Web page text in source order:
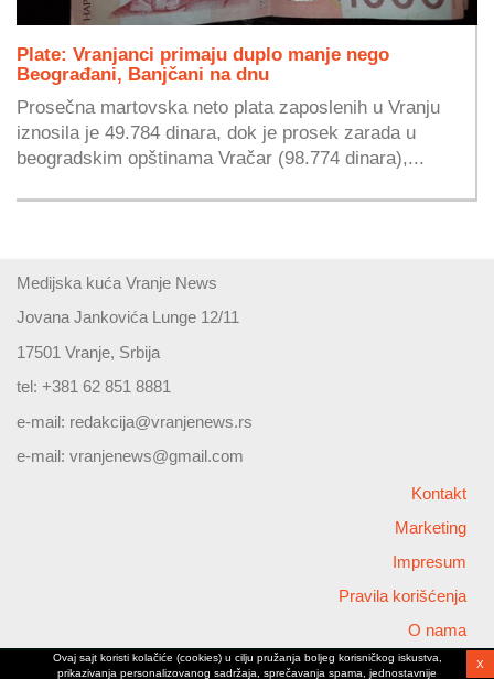
Plate: Vranjanci primaju duplo manje nego
Beograđani, Banjčani na dnu
Prosečna martovska neto plata zaposlenih u Vranju
iznosila je 49.784 dinara, dok je prosek zarada u
beogradskim opštinama Vračar (98.774 dinara),...
Medijska kuća Vranje News
Jovana Jankovića Lunge 12/11
17501 Vranje, Srbija
tel: +381 62 851 8881
e-mail: redakcija@vranjenews.rs
e-mail: vranjenews@gmail.com
Kontakt
Marketing
Impresum
Pravila korišćenja
O nama
Copyright © 2026 Vranjenews
Ovaj sajt koristi kolačiće (cookies) u cilju pružanja boljeg korisničkog iskustva,
prikazivanja personalizovanog sadržaja, sprečavanja spama, jednostavnije
X